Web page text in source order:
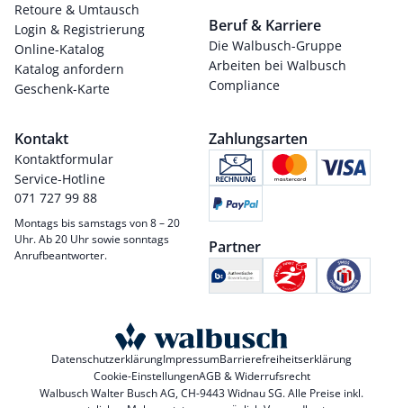
Retoure & Umtausch
Login & Registrierung
Online-Katalog
Katalog anfordern
Geschenk-Karte
Beruf & Karriere
Die Walbusch-Gruppe
Arbeiten bei Walbusch
Compliance
Kontakt
Kontaktformular
Service-Hotline
071 727 99 88
Montags bis samstags von 8 – 20
Uhr. Ab 20 Uhr sowie sonntags
Anrufbeantworter.
Zahlungsarten
Partner
DatenschutzerklärungImpressumBarrierefreiheitserklärung
Cookie-EinstellungenAGB & Widerrufsrecht
Walbusch Walter Busch AG, CH-9443 Widnau SG. Alle Preise inkl.